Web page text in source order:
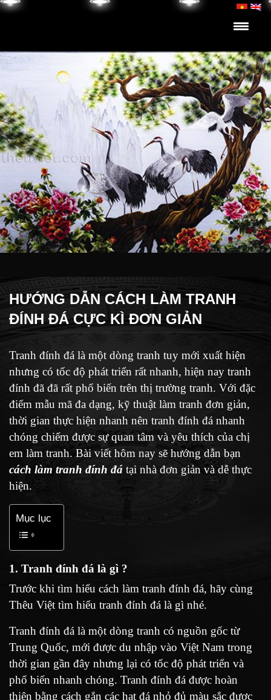
Skip to content
HƯỚNG DẪN CÁCH LÀM TRANH
ĐÍNH ĐÁ CỰC KÌ ĐƠN GIẢN
Tranh đính đá là một dòng tranh tuy mới xuất hiện
nhưng có tốc độ phát triển rất nhanh, hiện nay tranh
đính đã đã rất phổ biến trên thị trường tranh. Với đặc
điểm mẫu mã đa dạng, kỹ thuật làm tranh đơn giản,
thời gian thực hiện nhanh nên tranh đính đá nhanh
chóng chiếm được sự quan tâm và yêu thích của chị
em làm tranh. Bài viết hôm nay sẽ hướng dẫn bạn
cách làm tranh đính đá tại nhà đơn giản và dễ thực
hiện.
Mục lục
1. Tranh đính đá là gì ?
Trước khi tìm hiểu cách làm tranh đính đá, hãy cùng
Thêu Việt tìm hiểu tranh đính đá là gì nhé.
Tranh đính đá là một dòng tranh có nguồn gốc từ
Trung Quốc, mới được du nhập vào Việt Nam trong
thời gian gần đây nhưng lại có tốc độ phát triển và
phổ biến nhanh chóng. Tranh đính đá được hoàn
thiện bằng cách gắn các hạt đá nhỏ đủ màu sắc được